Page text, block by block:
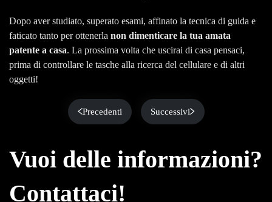
Dopo aver studiato, superato esami, affinato la tecnica di guida e
faticato tanto per ottenerla non dimenticare la tua amata
patente a casa. La prossima volta che uscirai di casa pensaci,
prima di controllare le tasche alla ricerca del cellulare e di altri
oggetti!
Precedenti Successivi
Vuoi delle informazioni?
Contattaci!